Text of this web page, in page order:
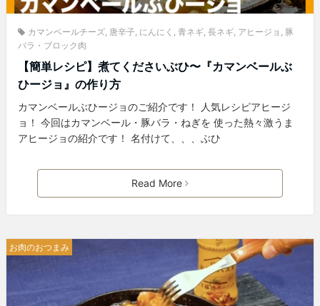
カマンベールチーズ 唐辛子 にんにく 青ネギ 長ネギ アヒージョ
豚
バラ・ブロック肉
【簡単レシピ】煮てくださいぶひ〜『カマンベールぶ
ひージョ』の作り方
カマンベールぶひージョのご紹介です！ 人気レシピアヒージ
ョ！ 今回はカマンベール・豚バラ・ねぎを 使った熱々激うま
アヒージョの紹介です！ 名付けて、、、ぶひ
Read More
お肉のおつまみ